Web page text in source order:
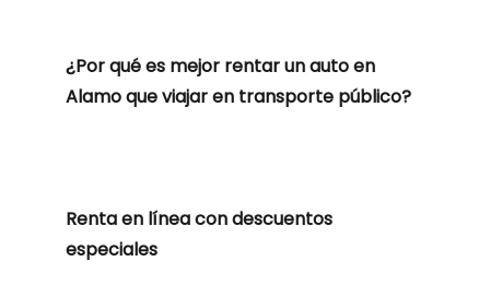
¿Por qué es mejor rentar un auto en
Alamo que viajar en transporte público?
Renta en línea con descuentos
especiales